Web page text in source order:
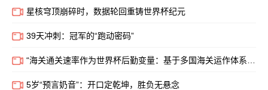
星核穹顶崩碎时，数据轮回重铸世界杯纪元
39天冲刺：冠军的“跑动密码”
“海关通关速率作为世界杯后勤变量：基于多国海关运作体系的战术评估框架”
5岁“预言奶音”：开口定乾坤，胜负无悬念